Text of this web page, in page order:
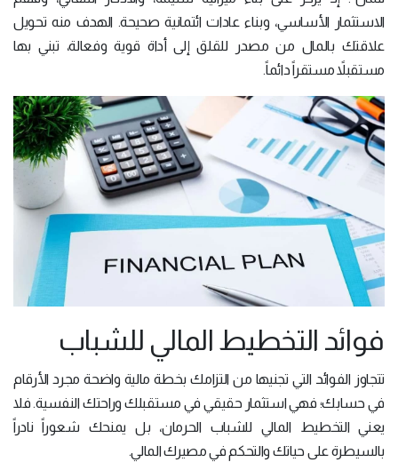
الاستثمار الأساسي، وبناء عادات ائتمانية صحيحة. الهدف منه تحويل
علاقتك بالمال من مصدر للقلق إلى أداة قوية وفعالة، تبني بها
مستقبلاً مستقراً دائماً.
فوائد التخطيط المالي للشباب
تتجاوز الفوائد التي تجنيها من التزامك بخطة مالية واضحة مجرد الأرقام
في حسابك؛ فهي استثمار حقيقي في مستقبلك وراحتك النفسية. فلا
يعني التخطيط المالي للشباب الحرمان، بل يمنحك شعوراً نادراً
بالسيطرة على حياتك والتحكم في مصيرك المالي.